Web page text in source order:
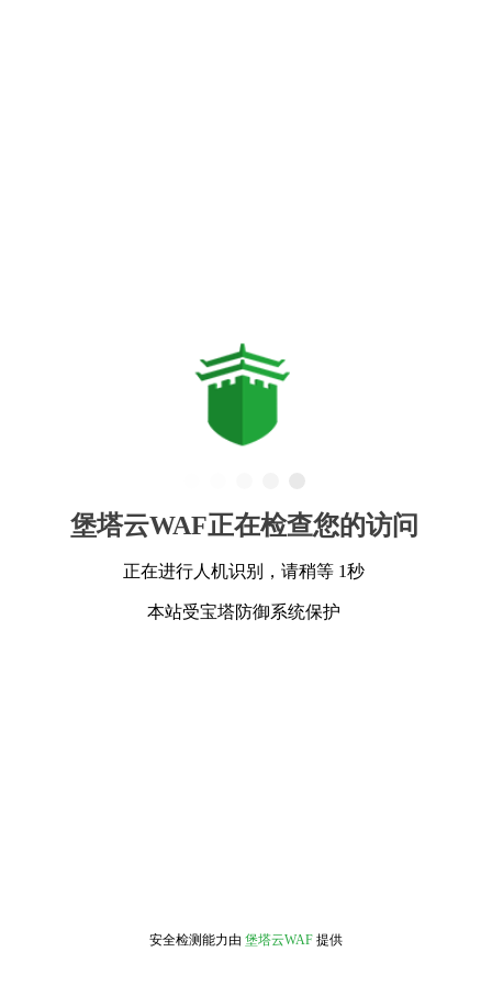
堡塔云WAF正在检查您的访问
正在进行人机识别，请稍等 1秒
本站受宝塔防御系统保护
安全检测能力由 堡塔云WAF 提供